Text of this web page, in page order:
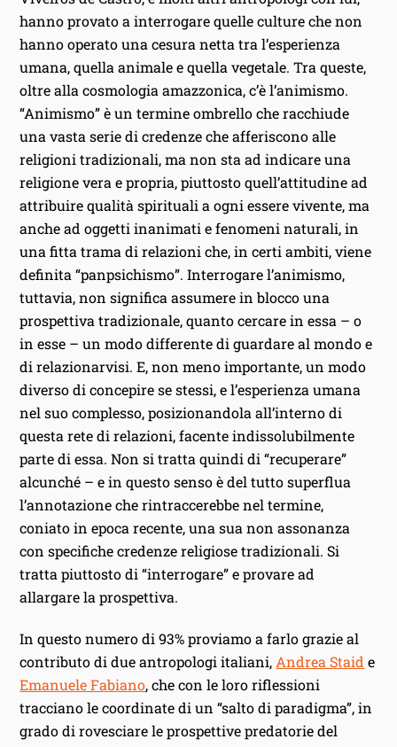
hanno provato a interrogare quelle culture che non
hanno operato una cesura netta tra l’esperienza
umana, quella animale e quella vegetale. Tra queste,
oltre alla cosmologia amazzonica, c’è l’animismo.
“Animismo” è un termine ombrello che racchiude
una vasta serie di credenze che afferiscono alle
religioni tradizionali, ma non sta ad indicare una
religione vera e propria, piuttosto quell’attitudine ad
attribuire qualità spirituali a ogni essere vivente, ma
anche ad oggetti inanimati e fenomeni naturali, in
una fitta trama di relazioni che, in certi ambiti, viene
definita “panpsichismo”. Interrogare l’animismo,
tuttavia, non significa assumere in blocco una
prospettiva tradizionale, quanto cercare in essa – o
in esse – un modo differente di guardare al mondo e
di relazionarvisi. E, non meno importante, un modo
diverso di concepire se stessi, e l’esperienza umana
nel suo complesso, posizionandola all’interno di
questa rete di relazioni, facente indissolubilmente
parte di essa. Non si tratta quindi di “recuperare”
alcunché – e in questo senso è del tutto superflua
l’annotazione che rintraccerebbe nel termine,
coniato in epoca recente, una sua non assonanza
con specifiche credenze religiose tradizionali. Si
tratta piuttosto di “interrogare” e provare ad
allargare la prospettiva.
In questo numero di 93% proviamo a farlo grazie al
contributo di due antropologi italiani, Andrea Staid e
Emanuele Fabiano, che con le loro riflessioni
tracciano le coordinate di un “salto di paradigma”, in
grado di rovesciare le prospettive predatorie del